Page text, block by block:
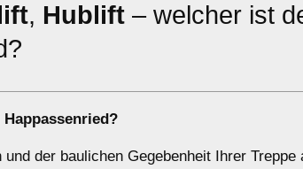
, Hublift – welcher ist
der baulichen Gegebenheit Ihrer Treppe